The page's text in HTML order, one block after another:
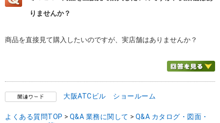
りませんか？
商品を直接見て購入したいのですが、実店舗はありませんか？
大阪ATCビル ショールーム
よくある質問TOP > Q&A 業務に関して > Q&A カタログ・図面・